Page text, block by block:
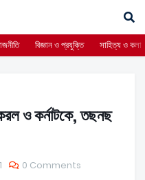
বিজ্ঞান ও প্রযুক্তি সাহিত্য ও কলা
ও কর্নাটকে, তছনছ
0 Comments